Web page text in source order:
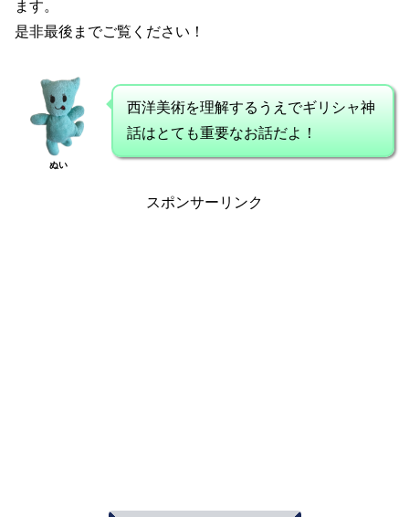
ます。
是非最後までご覧ください！
ぬい
西洋美術を理解するうえでギリシャ神
話はとても重要なお話だよ！
スポンサーリンク